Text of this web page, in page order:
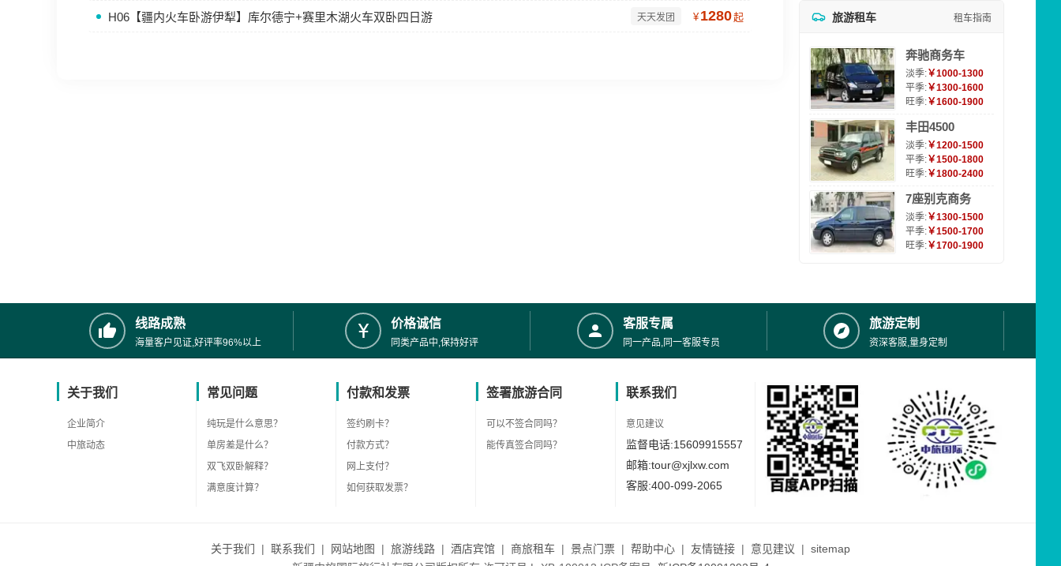
H06【疆内火车卧游伊犁】库尔德宁+赛里木湖火车双卧四日游 天天发团 ¥ 1280起 旅游租车 租车指南
奔驰商务车
淡季:￥1000-1300
平季:￥1300-1600
旺季:￥1600-1900
丰田4500
淡季:￥1200-1500
平季:￥1500-1800
旺季:￥1800-2400
7座别克商务
淡季:￥1300-1500
平季:￥1500-1700
旺季:￥1700-1900
线路成熟
海量客户见证,好评率96%以上
价格诚信
同类产品中,保持好评
客服专属
同一产品,同一客服专员
旅游定制
资深客服,量身定制
关于我们
企业简介
中旅动态
常见问题
纯玩是什么意思？
单房差是什么？
双飞双卧解释？
满意度计算？
付款和发票
签约刷卡？
付款方式？
网上支付？
如何获取发票？
签署旅游合同
可以不签合同吗？
能传真签合同吗？
联系我们
意见建议
监督电话:15609915557
邮箱:tour@xjlxw.com
客服:400-099-2065
关于我们 | 联系我们 | 网站地图 | 旅游线路 | 酒店宾馆 | 商旅租车 | 景点门票 | 帮助中心 | 友情链接 | 意见建议 | sitemap